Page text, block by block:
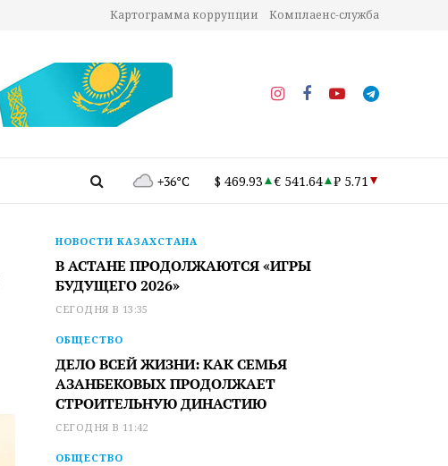
Картограмма коррупции Комплаенс-служба
+36°C $ 469.93 € 541.64 ₽ 5.71
НОВОСТИ КАЗАХСТАНА
В АСТАНЕ ПРОДОЛЖАЮТСЯ «ИГРЫ
БУДУЩЕГО 2026»
СЕГОДНЯ В 13:35
ОБЩЕСТВО
ДЕЛО ВСЕЙ ЖИЗНИ: КАК СЕМЬЯ
АЗАНБЕКОВЫХ ПРОДОЛЖАЕТ
СТРОИТЕЛЬНУЮ ДИНАСТИЮ
СЕГОДНЯ В 11:42
ОБЩЕСТВО